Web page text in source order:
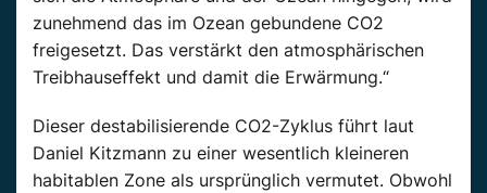
zunehmend das im Ozean gebundene CO2
freigesetzt. Das verstärkt den atmosphärischen
Treibhauseffekt und damit die Erwärmung.“
Dieser destabilisierende CO2-Zyklus führt laut
Daniel Kitzmann zu einer wesentlich kleineren
habitablen Zone als ursprünglich vermutet. Obwohl